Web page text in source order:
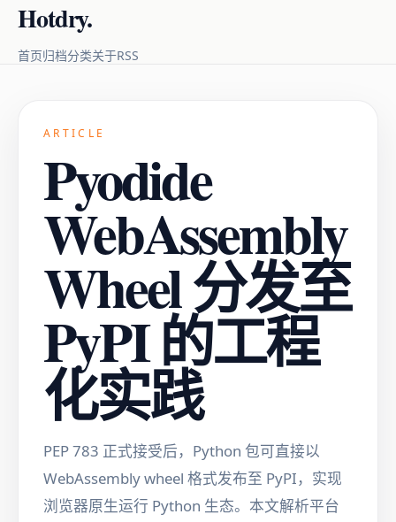
Hotdry.
首页归档分类关于RSS
ARTICLE
Pyodide
WebAssembly
Wheel 分发至
PyPI 的工程
化实践
PEP 783 正式接受后，Python 包可直接以
WebAssembly wheel 格式发布至 PyPI，实现
浏览器原生运行 Python 生态。本文解析平台